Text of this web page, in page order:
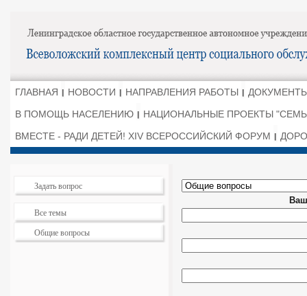
ГЛАВНАЯ НОВОСТИ НАПРАВЛЕНИЯ РАБОТЫ
В ПОМОЩЬ НАСЕЛЕНИЮ
НАЦИОНАЛЬНЫЕ ПРОЕКТЫ
ВМЕСТЕ - РАДИ ДЕТЕЙ! XIV ВСЕРОССИЙСКИЙ ФОРУМ
Задать вопрос
Все темы
Общие вопросы